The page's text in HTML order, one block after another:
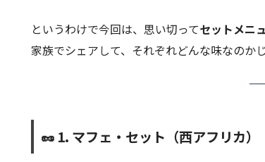
というわけで今回は、思い切ってセットメニ
家族でシェアして、それぞれどんな味なの
🥜 1. マフェ・セット（西アフリカ）